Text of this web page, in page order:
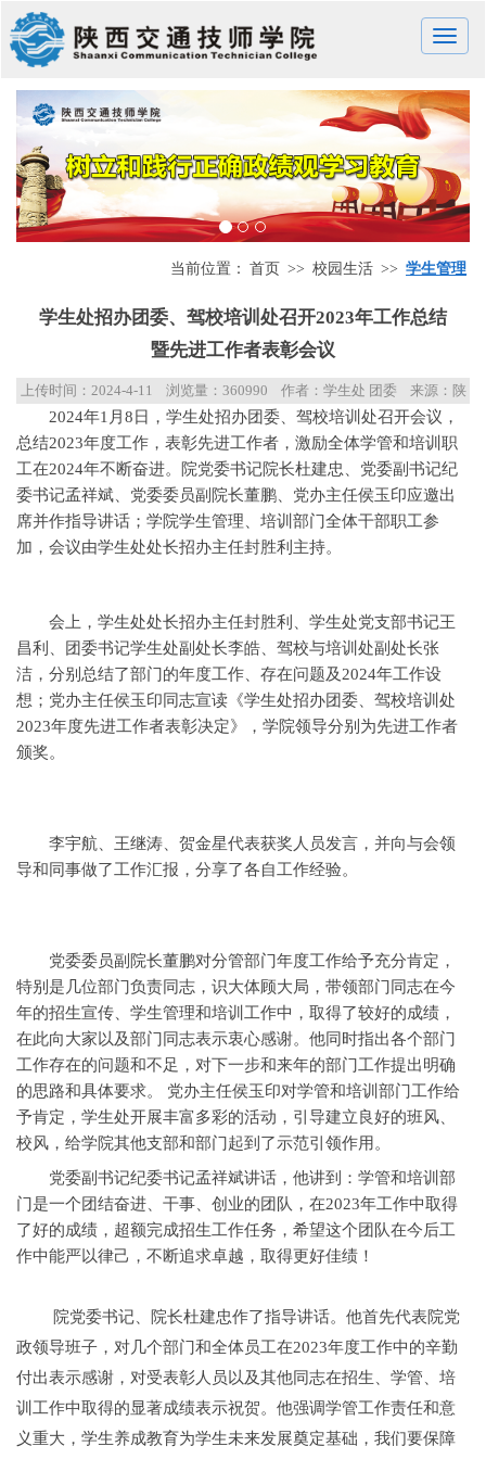
Toggle
当前位置： 首页 >> 校园生活 >> 学生管理
学生处招办团委、驾校培训处召开2023年工作总结
暨先进工作者表彰会议
上传时间： 2024-4-11 浏览量： 360990 作者：学生处 团委
来源：陕
西交通技师学院
2024年1月8日，学生处招办团委、驾校培训处召开会议，
总结2023年度工作，表彰先进工作者，激励全体学管和培训职
工在2024年不断奋进。院党委书记院长杜建忠、党委副书记纪
委书记孟祥斌、党委委员副院长董鹏、党办主任侯玉印应邀出
席并作指导讲话；学院学生管理、培训部门全体干部职工参
加，会议由学生处处长招办主任封胜利主持。
会上，学生处处长招办主任封胜利、学生处党支部书记王
昌利、团委书记学生处副处长李皓、驾校与培训处副处长张
洁，分别总结了部门的年度工作、存在问题及2024年工作设
想；党办主任侯玉印同志宣读《学生处招办团委、驾校培训处
2023年度先进工作者表彰决定》，学院领导分别为先进工作者
颁奖。
李宇航、王继涛、贺金星代表获奖人员发言，并向与会领
导和同事做了工作汇报，分享了各自工作经验。
党委委员副院长董鹏对分管部门年度工作给予充分肯定，
特别是几位部门负责同志，识大体顾大局，带领部门同志在今
年的招生宣传、学生管理和培训工作中，取得了较好的成绩，
在此向大家以及部门同志表示衷心感谢。他同时指出各个部门
工作存在的问题和不足，对下一步和来年的部门工作提出明确
的思路和具体要求。 党办主任侯玉印对学管和培训部门工作给
予肯定，学生处开展丰富多彩的活动，引导建立良好的班风、
校风，给学院其他支部和部门起到了示范引领作用。
党委副书记纪委书记孟祥斌讲话，他讲到：学管和培训部
门是一个团结奋进、干事、创业的团队，在2023年工作中取得
了好的成绩，超额完成招生工作任务，希望这个团队在今后工
作中能严以律己，不断追求卓越，取得更好佳绩！
院党委书记、院长杜建忠作了指导讲话。他首先代表院党
政领导班子，对几个部门和全体员工在2023年度工作中的辛勤
付出表示感谢，对受表彰人员以及其他同志在招生、学管、培
训工作中取得的显著成绩表示祝贺。他强调学管工作责任和意
义重大，学生养成教育为学生未来发展奠定基础，我们要保障